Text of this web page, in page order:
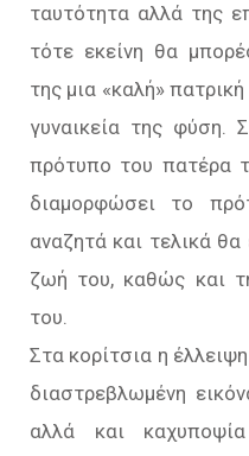
ταυτότητα αλλά της
τότε εκείνη θα
της μια «καλή»
γυναικεία της φύση.
πρότυπο του πατέρα
διαμορφώσει το
αναζητά και τελικά
ζωή του, καθώς και
του.
Στα κορίτσια η
διαστρεβλωμένη
αλλά και